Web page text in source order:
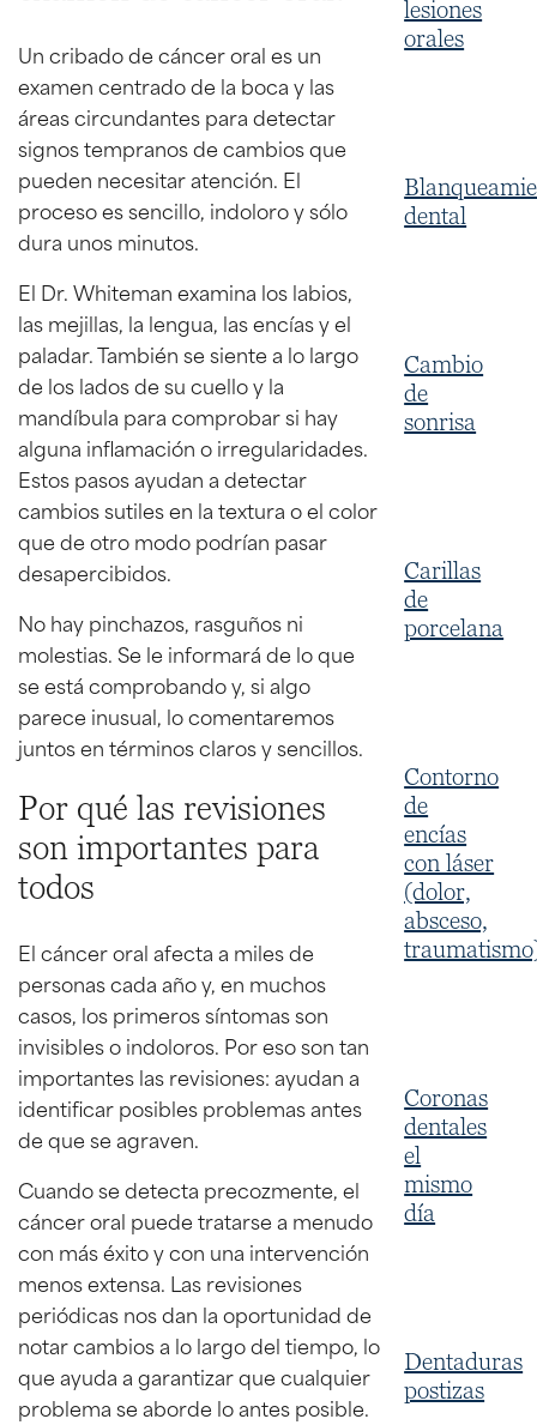
Un cribado de cáncer oral es un
examen centrado de la boca y las
áreas circundantes para detectar
signos tempranos de cambios que
pueden necesitar atención. El
proceso es sencillo, indoloro y sólo
dura unos minutos.
El Dr. Whiteman examina los labios,
las mejillas, la lengua, las encías y el
paladar. También se siente a lo largo
de los lados de su cuello y la
mandíbula para comprobar si hay
alguna inflamación o irregularidades.
Estos pasos ayudan a detectar
cambios sutiles en la textura o el color
que de otro modo podrían pasar
desapercibidos.
No hay pinchazos, rasguños ni
molestias. Se le informará de lo que
se está comprobando y, si algo
parece inusual, lo comentaremos
juntos en términos claros y sencillos.
Por qué las revisiones
son importantes para
todos
El cáncer oral afecta a miles de
personas cada año y, en muchos
casos, los primeros síntomas son
invisibles o indoloros. Por eso son tan
importantes las revisiones: ayudan a
identificar posibles problemas antes
de que se agraven.
Cuando se detecta precozmente, el
cáncer oral puede tratarse a menudo
con más éxito y con una intervención
menos extensa. Las revisiones
periódicas nos dan la oportunidad de
notar cambios a lo largo del tiempo, lo
que ayuda a garantizar que cualquier
problema se aborde lo antes posible.
lesiones
orales
dental
Cambio
de
sonrisa
Carillas
de
porcelana
Contorno
de
encías
con láser
(dolor,
absceso,
Coronas
dentales
el
mismo
día
Dentaduras
postizas